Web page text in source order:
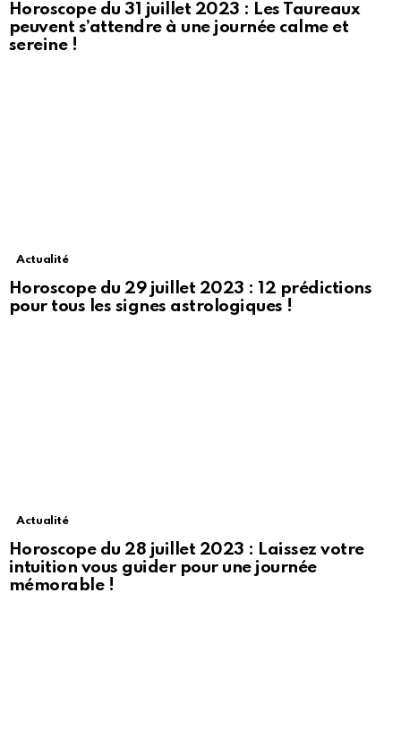
Horoscope du 31 juillet 2023 : Les Taureaux
peuvent s’attendre à une journée calme et
sereine !
Actualité
Horoscope du 29 juillet 2023 : 12 prédictions
pour tous les signes astrologiques !
Actualité
Horoscope du 28 juillet 2023 : Laissez votre
intuition vous guider pour une journée
mémorable !